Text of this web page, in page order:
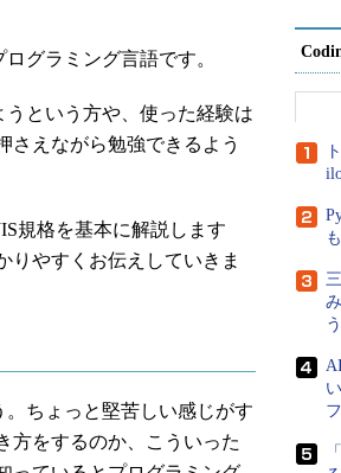
グラミング言語です。
という方や、使った経験は
さえながら勉強できるよう
規格を基本に解説します
りやすくお伝えしていきま
ちょっと堅苦しい感じがす
方をするのか、こういった